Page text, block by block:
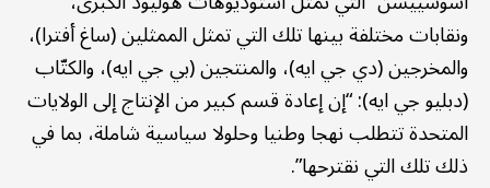
ونقابات مختلفة بينها تلك التي تمثل الممثلين (ساغ أفترا)،
والمخرجين (دي جي ايه)، والمنتجين (بي جي ايه)، والكتّاب
(دبليو جي ايه): “إن إعادة قسم كبير من الإنتاج إلى الولايات
المتحدة تتطلب نهجا وطنيا وحلولا سياسية شاملة، بما في
ذلك تلك التي نقترحها”.